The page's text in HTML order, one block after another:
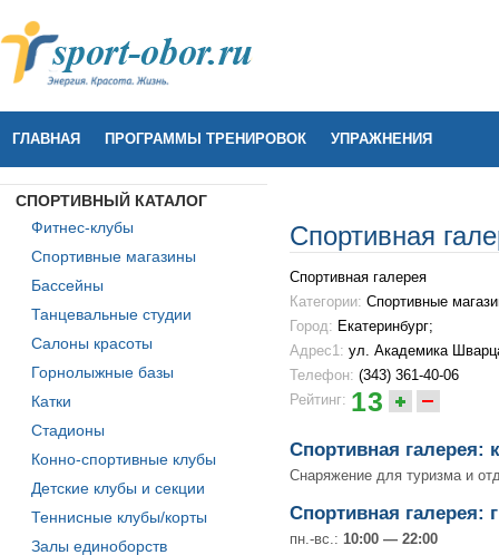
ГЛАВНАЯ ПРОГРАММЫ ТРЕНИРОВОК УПРАЖНЕНИЯ
СПОРТИВНЫЙ КАТАЛОГ
Фитнес-клубы
Спортивные магазины
Бассейны
Танцевальные студии
Салоны красоты
Горнолыжные базы
Катки
Стадионы
Конно-спортивные клубы
Детские клубы и секции
Теннисные клубы/корты
Залы единоборств
Спортивная
Спортивная галерея
Категории: Спортивные
Город: Екатеринбург;
Адрес1: ул. Академика
Телефон: (343) 361-40-06
Рейтинг: 13
Спортивная галерея:
Снаряжение для туризма и
Спортивная галерея:
пн.-вс.: 10:00 — 22:00